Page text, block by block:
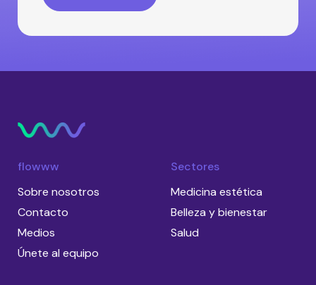
flowww
Sobre nosotros
Contacto
Medios
Únete al equipo
Sectores
Medicina estética
Belleza y bienestar
Salud